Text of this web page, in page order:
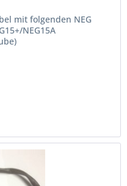
mit folgenden NEG
NEG15A